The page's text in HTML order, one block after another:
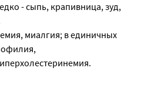
- сыпь, крапивница, зуд,
миалгия; в единичных